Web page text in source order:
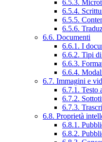
6.5.3.
6.5.4.
6.5.5.
6.5.6.
6.6. Documenti
6.6.1. I
6.6.2. Tipi
6.6.3.
6.6.4.
6.7. Immagini e
6.7.1. Testo
6.7.2.
6.7.3.
6.8. Proprietà
6.8.1.
6.8.2.